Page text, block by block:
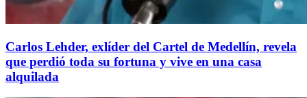
Carlos Lehder, exlíder del Cartel de Medellín, revela
que perdió toda su fortuna y vive en una casa
alquilada